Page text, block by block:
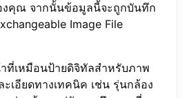
คุณ จากนั้นข้อมูลนี้จะถูกบันทึก
Image File
ที่เหมือนป้ายดิจิทัลสำหรับภาพ
เอียดทางเทคนิค เช่น รุ่นกล้อง